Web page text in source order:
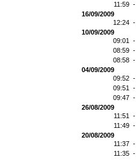
11:59 -
16/09/2009
12:24 -
10/09/2009
09:01 -
08:59 -
08:58 -
04/09/2009
09:52 -
09:51 -
09:47 -
26/08/2009
11:51 -
11:49 -
20/08/2009
11:37 -
11:35 -